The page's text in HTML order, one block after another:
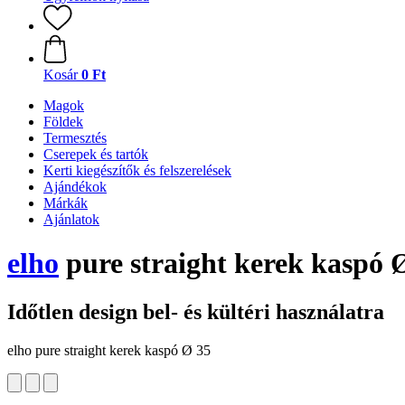
Kosár 0 Ft
Magok
Földek
Termesztés
Cserepek és tartók
Kerti kiegészítők és felszerelések
Ajándékok
Márkák
Ajánlatok
elho pure straight kerek kaspó
Időtlen design bel- és kültéri használatra
elho pure straight kerek kaspó Ø 35